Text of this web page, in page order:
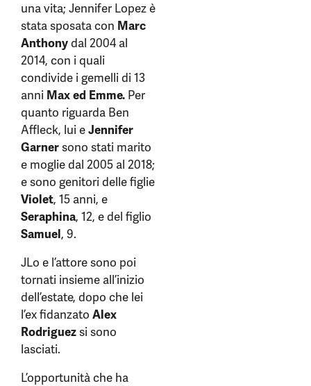
una vita; Jennifer Lopez è
stata sposata con Marc
Anthonydal 2004 al
2014, con i quali
condivide i gemelli di 13
anni Max ed Emme. Per
quanto riguarda Ben
Affleck, lui eJennifer
Garnersono stati marito
e moglie dal 2005 al 2018;
e sono genitori delle figlie
Violet, 15 anni, e
Seraphina, 12, e del figlio
Samuel, 9.
JLo e l’attore sono poi
tornati insieme all’inizio
dell’estate, dopo che lei
l’ex fidanzato Alex
Rodriguezsi sono
lasciati.
L’opportunità che ha